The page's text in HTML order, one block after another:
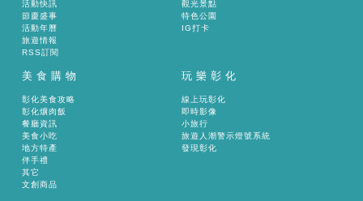
活動快訊
節慶盛事
活動年曆
旅遊情報
RSS訂閱
觀光景點
特色公園
IG打卡
美食購物
彰化美食攻略
彰化爌肉飯
餐廳資訊
美食小吃
地方特產
伴手禮
其它
文創商品
玩樂彰化
線上玩彰化
即時影像
小旅行
旅遊人潮警示燈號系統
發現彰化